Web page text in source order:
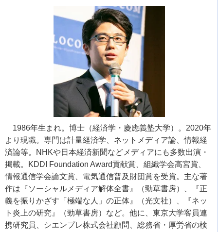
1986年生まれ。博士（経済学・慶應義塾大学）。 2020年
より現職。専門は計量経済学、ネットメディア論、情報経
済論等。
NHKや日本経済新聞などメディアにも多数出演・
掲載。
KDDI Foundation Award貢献賞、組織学会高宮賞、
情報通信学会論文賞、電気通信普及財団賞を受賞。主な著
作は『ソーシャルメディア解体全書』（勁草書房）、『正
義を振りかざす「極端な人」の正体』（光文社）、『ネッ
ト炎上の研究』（勁草書房）など。他に、東京大学客員連
携研究員、シエンプレ株式会社顧問、総務省・厚労省の検